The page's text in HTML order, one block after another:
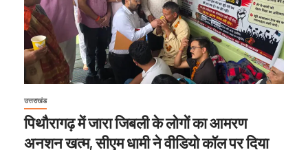
उत्तराखंड
पिथौरागढ़ में जारा जिबली के लोगों का आमरण
अनशन खत्म, सीएम धामी ने वीडियो कॉल पर दिया